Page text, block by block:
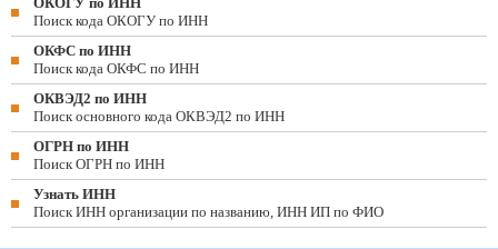
Поиск кода ОКОГУ по ИНН
ОКФС по ИНН
Поиск кода ОКФС по ИНН
ОКВЭД2 по ИНН
Поиск основного кода ОКВЭД2 по ИНН
ОГРН по ИНН
Поиск ОГРН по ИНН
Узнать ИНН
Поиск ИНН организации по названию, ИНН ИП по ФИО